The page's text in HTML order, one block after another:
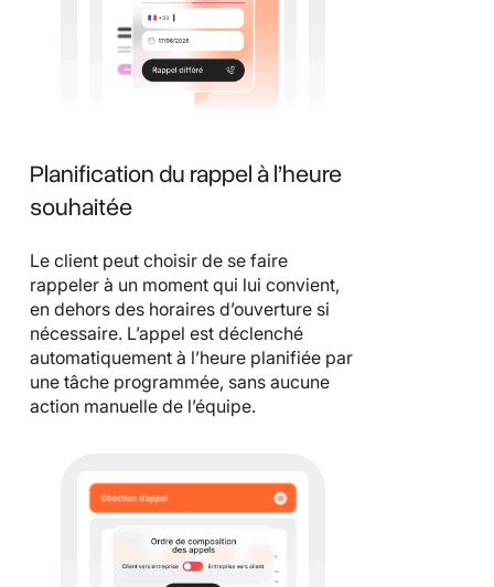
Planification du rappel à l’heure
souhaitée
Le client peut choisir de se faire
rappeler à un moment qui lui convient,
en dehors des horaires d’ouverture si
nécessaire. L’appel est déclenché
automatiquement à l’heure planifiée par
une tâche programmée, sans aucune
action manuelle de l’équipe.